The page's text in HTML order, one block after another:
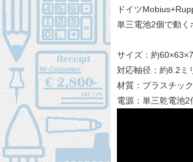
ドイツ
単三電池2個で動く
サイズ：約
対応軸径：約8.2ミ
材質：プラスチック
電源：単三乾電池2